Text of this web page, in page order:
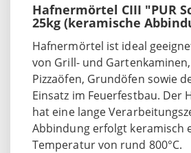
Hafnermörtel CIII "PUR
25kg (keramische
Hafnermörtel ist ideal
von Grill- und
Pizzaöfen, Grundöfen sowie
Einsatz im Feuerfestbau. Der
hat eine lange
Abbindung erfolgt keramisch
Temperatur von rund 800°C.